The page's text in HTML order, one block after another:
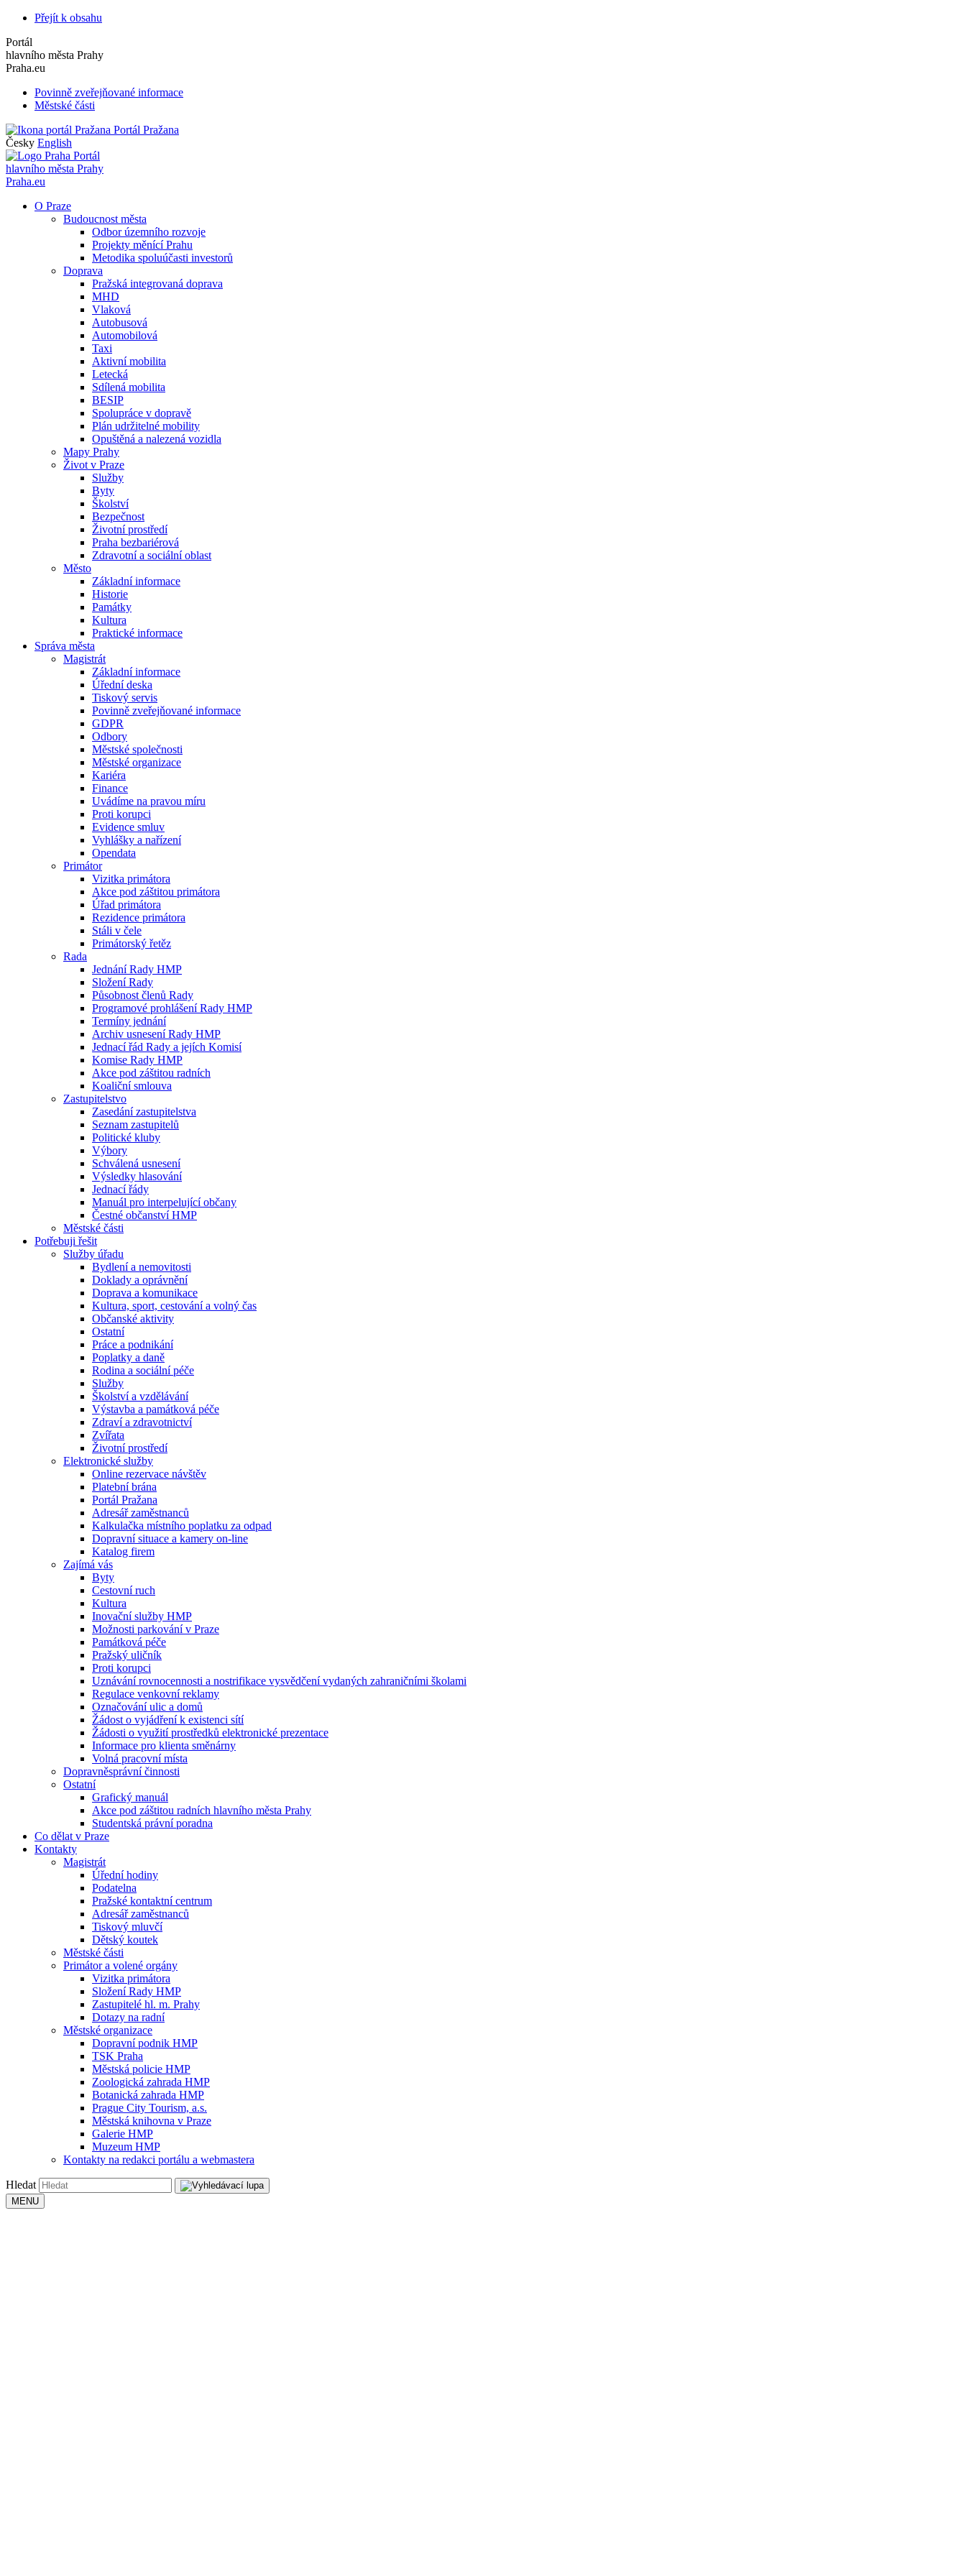
Přejít k obsahu
Portál
hlavního města Prahy
Praha.eu
Povinně zveřejňované informace
Městské části
Portál Pražana
Česky English
Portál
hlavního města Prahy
Praha.eu
O Praze
Budoucnost města
Odbor územního rozvoje
Projekty měnící Prahu
Metodika spoluúčasti investorů
Doprava
Pražská integrovaná doprava
MHD
Vlaková
Autobusová
Automobilová
Taxi
Aktivní mobilita
Letecká
Sdílená mobilita
BESIP
Spolupráce v dopravě
Plán udržitelné mobility
Opuštěná a nalezená vozidla
Mapy Prahy
Život v Praze
Služby
Byty
Školství
Bezpečnost
Životní prostředí
Praha bezbariérová
Zdravotní a sociální oblast
Město
Základní informace
Historie
Památky
Kultura
Praktické informace
Správa města
Magistrát
Základní informace
Úřední deska
Tiskový servis
Povinně zveřejňované informace
GDPR
Odbory
Městské společnosti
Městské organizace
Kariéra
Finance
Uvádíme na pravou míru
Proti korupci
Evidence smluv
Vyhlášky a nařízení
Opendata
Primátor
Vizitka primátora
Akce pod záštitou primátora
Úřad primátora
Rezidence primátora
Stáli v čele
Primátorský řetěz
Rada
Jednání Rady HMP
Složení Rady
Působnost členů Rady
Programové prohlášení Rady HMP
Termíny jednání
Archiv usnesení Rady HMP
Jednací řád Rady a jejích Komisí
Komise Rady HMP
Akce pod záštitou radních
Koaliční smlouva
Zastupitelstvo
Zasedání zastupitelstva
Seznam zastupitelů
Politické kluby
Výbory
Schválená usnesení
Výsledky hlasování
Jednací řády
Manuál pro interpelující občany
Čestné občanství HMP
Městské části
Potřebuji řešit
Služby úřadu
Bydlení a nemovitosti
Doklady a oprávnění
Doprava a komunikace
Kultura, sport, cestování a volný čas
Občanské aktivity
Ostatní
Práce a podnikání
Poplatky a daně
Rodina a sociální péče
Služby
Školství a vzdělávání
Výstavba a památková péče
Zdraví a zdravotnictví
Zvířata
Životní prostředí
Elektronické služby
Online rezervace návštěv
Platební brána
Portál Pražana
Adresář zaměstnanců
Kalkulačka místního poplatku za odpad
Dopravní situace a kamery on-line
Katalog firem
Zajímá vás
Byty
Cestovní ruch
Kultura
Inovační služby HMP
Možnosti parkování v Praze
Památková péče
Pražský uličník
Proti korupci
Uznávání rovnocennosti a nostrifikace vysvědčení vydaných zahraničními školami
Regulace venkovní reklamy
Označování ulic a domů
Žádost o vyjádření k existenci sítí
Žádosti o využití prostředků elektronické prezentace
Informace pro klienta směnárny
Volná pracovní místa
Dopravněsprávní činnosti
Ostatní
Grafický manuál
Akce pod záštitou radních hlavního města Prahy
Studentská právní poradna
Co dělat v Praze
Kontakty
Magistrát
Úřední hodiny
Podatelna
Pražské kontaktní centrum
Adresář zaměstnanců
Tiskový mluvčí
Dětský koutek
Městské části
Primátor a volené orgány
Vizitka primátora
Složení Rady HMP
Zastupitelé hl. m. Prahy
Dotazy na radní
Městské organizace
Dopravní podnik HMP
TSK Praha
Městská policie HMP
Zoologická zahrada HMP
Botanická zahrada HMP
Prague City Tourism, a.s.
Městská knihovna v Praze
Galerie HMP
Muzeum HMP
Kontakty na redakci portálu a webmastera
Hledat
MENU